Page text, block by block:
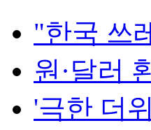
"한국 쓰
원·달러
'극한 더